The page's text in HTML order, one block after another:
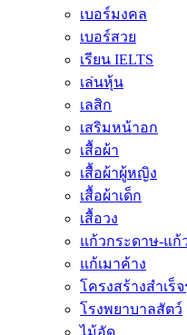
เบอร์มงคล
เบอร์สวย
เรียน IELTS
เล่นหุ้น
เลสิก
เสริมหน้าอก
เสื้อผ้า
เสื้อผ้าผู้หญิง
เสื้อผ้าเด็ก
เสื้อวง
แก้วกระดาษ-แก้
แก้เมาค้าง
โครงสร้างสำเร็จ
โรงพยาบาลสัตว์
ไม้อัด